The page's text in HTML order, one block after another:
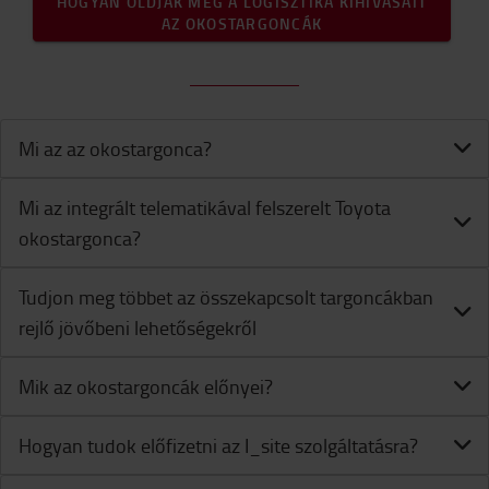
AZ OKOSTARGONCÁK
Mi az az okostargonca?
Mi az integrált telematikával felszerelt Toyota
okostargonca?
Tudjon meg többet az összekapcsolt targoncákban
rejlő jövőbeni lehetőségekről
Mik az okostargoncák előnyei?
Hogyan tudok előfizetni az I_site szolgáltatásra?